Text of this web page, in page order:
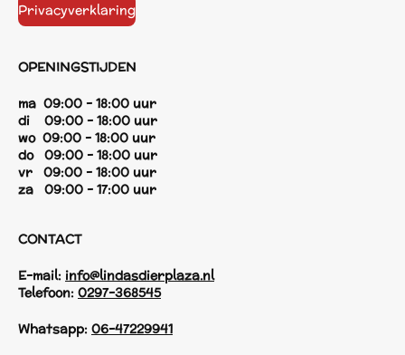
Privacyverklaring
OPENINGSTIJDEN
ma 09:00 - 18:00 uur
di 09:00 - 18:00 uur
wo 09:00 - 18:00 uur
do 09:00 - 18:00 uur
vr 09:00 - 18:00 uur
za 09:00 - 17:00 uur
CONTACT
E-mail: info@lindasdierplaza.nl
Telefoon: 0297-368545
Whatsapp: 06-47229941